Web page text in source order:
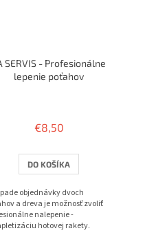
SERVIS - Profesionálne
lepenie poťahov
produktu
je
z
5
hviezdičiek.
€8,50
DO KOŠÍKA
objednávky dvoch
a dreva je možnosť zvoliť
nalepenie -
hotovej rakety.